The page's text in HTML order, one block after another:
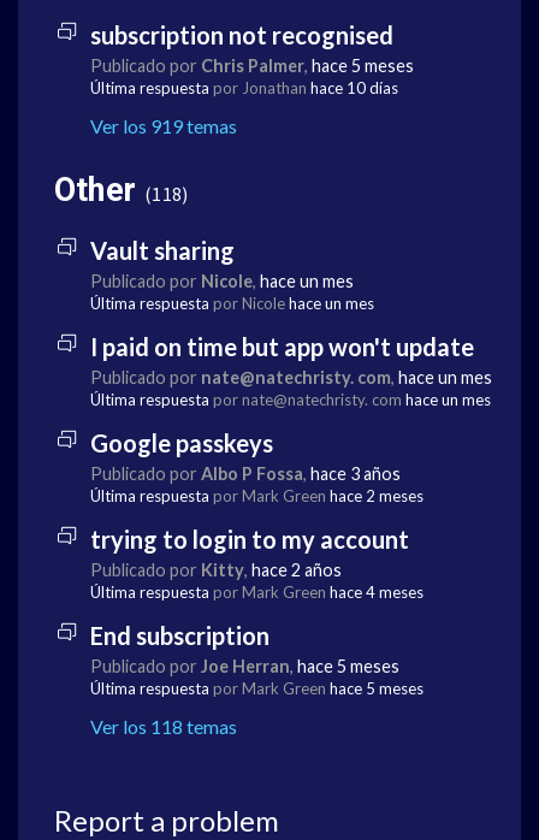
subscription not recognised
Publicado por Chris Palmer, hace 5 meses
Última respuesta por Jonathan hace 10 días
Ver los 919 temas
Other 118
Vault sharing
Publicado por Nicole, hace un mes
Última respuesta por Nicolehace un mes
I paid on time but app won't update
Publicado por nate@natechristy. com, hace un mes
Última respuesta por nate@natechristy. com hace un mes
Google passkeys
Publicado por Albo P Fossa, hace 3 años
Última respuesta por Mark Green hace 2 meses
trying to login to my account
Publicado por Kitty, hace 2 años
Última respuesta por Mark Green hace 4 meses
End subscription
Publicado por Joe Herran, hace 5 meses
Última respuesta por Mark Green hace 5 meses
Ver los 118 temas
Report a problem